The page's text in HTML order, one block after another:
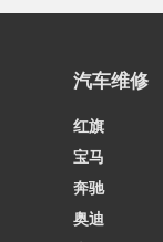
汽车维修
红旗
宝马
奔驰
奥迪